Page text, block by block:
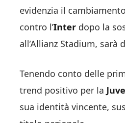
evidenzia il
contro l’Inter dopo la
all’Allianz Stadium,
Tenendo conto delle
trend positivo per la
sua identità vincente,